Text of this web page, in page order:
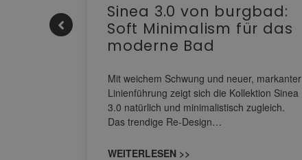
Sinea 3.0 von burgbad:
Soft Minimalism für das
moderne Bad
Mit weichem Schwung und neuer, markanter
Linienführung zeigt sich die Kollektion Sinea
3.0 natürlich und minimalistisch zugleich.
Das trendige Re-Design…
WEITERLESEN >>